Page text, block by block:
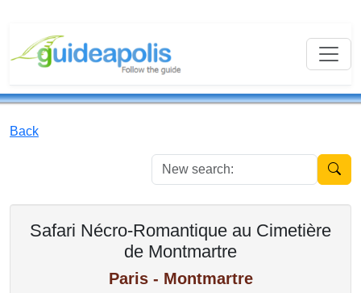
Back
New
Safari Nécro-Romantique au Cimetière
de Montmartre
Paris - Montmartre